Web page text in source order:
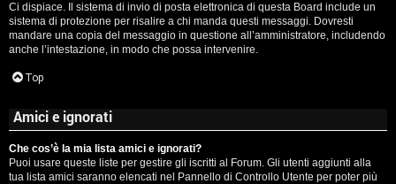
Ci dispiace. Il sistema di invio di posta elettronica di questa Board include un
sistema di protezione per risalire a chi manda questi messaggi. Dovresti
mandare una copia del messaggio in questione all’amministratore, includendo
anche l’intestazione, in modo che possa intervenire.
Top
Amici e ignorati
Che cos’è la mia lista amici e ignorati?
Puoi usare queste liste per gestire gli iscritti al Forum. Gli utenti aggiunti alla
tua lista amici saranno elencati nel Pannello di Controllo Utente per poter più